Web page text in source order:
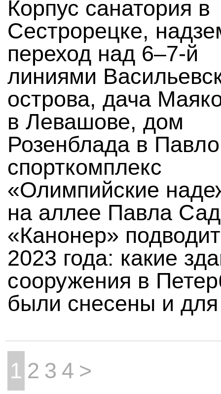
Корпус санатория в
Сестрорецке,
переход над 6–7-й
линиями
острова, дача
в Левашове, дом
Розенблада в
спорткомплекс
«Олимпийские
на аллее Павла
«Канонер»
2023 года: какие
сооружения в
были снесены и для
1 2 3 4 >